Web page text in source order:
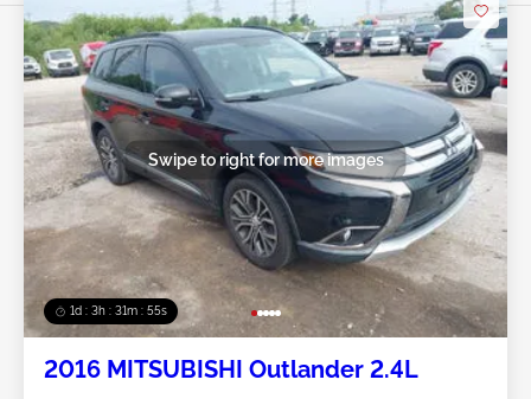
1d : 3h : 31m : 52s
Swipe to right for more images
2016 MITSUBISHI Outlander 2.4L